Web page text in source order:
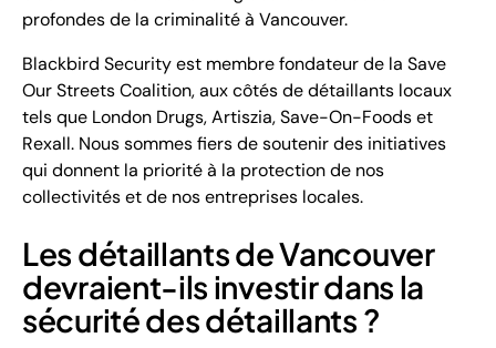
profondes de la criminalité à Vancouver.
Blackbird Security est membre fondateur de la Save
Our Streets Coalition, aux côtés de détaillants locaux
tels que London Drugs, Artiszia, Save-On-Foods et
Rexall. Nous sommes fiers de soutenir des initiatives
qui donnent la priorité à la protection de nos
collectivités et de nos entreprises locales.
Les détaillants de Vancouver
devraient-ils investir dans la
sécurité des détaillants ?